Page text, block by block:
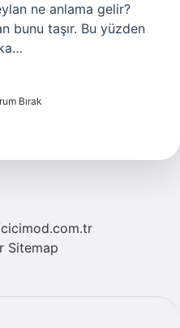
ne anlama gelir?
bunu taşır. Bu yüzden
Bırak
Sitemap